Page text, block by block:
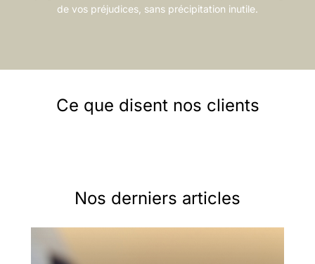
de vos préjudices, sans précipitation inutile.
Ce que disent nos clients
Nos derniers articles